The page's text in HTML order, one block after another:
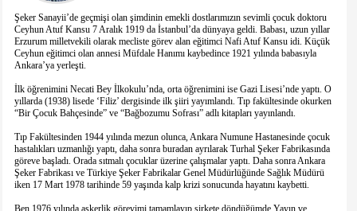
Şeker Sanayii’de geçmişi olan şimdinin emekli dostlarımızın sevimli çocuk doktoru
Ceyhun Atuf Kansu 7 Aralık 1919 da İstanbul’da dünyaya geldi. Babası, uzun yıllar
Erzurum milletvekili olarak mecliste görev alan eğitimci Nafi Atuf Kansu idi. Küçük
Ceyhun eğitimci olan annesi Müfdale Hanımı kaybedince 1921 yılında babasıyla
Ankara’ya yerleşti.
İlk öğrenimini Necati Bey İlkokulu’nda, orta öğrenimini ise Gazi Lisesi’nde yaptı. O
yıllarda (1938) lisede ‘Filiz’ dergisinde ilk şiiri yayımlandı. Tıp fakültesinde okurken
“Bir Çocuk Bahçesinde” ve “Bağbozumu Sofrası” adlı kitapları yayınlandı.
Tıp Fakültesinden 1944 yılında mezun olunca, Ankara Numune Hastanesinde çocuk
hastalıkları uzmanlığı yaptı, daha sonra buradan ayrılarak Turhal Şeker Fabrikasında
göreve başladı. Orada sıtmalı çocuklar üzerine çalışmalar yaptı. Daha sonra Ankara
Şeker Fabrikası ve Türkiye Şeker Fabrikalar Genel Müdürlüğünde Sağlık Müdürü
iken 17 Mart 1978 tarihinde 59 yaşında kalp krizi sonucunda hayatını kaybetti.
Ben 1976 yılında askerlik görevimi tamamlayıp şirkete döndüğümde Yayın ve